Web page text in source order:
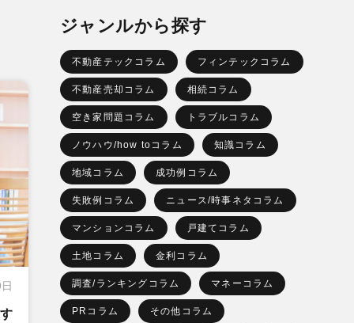
ジャンルから探す
不動産テックコラム フィンテックコラム
不動産売却コラム 相続コラム
空き家問題コラム トラブルコラム
ノウハウ/how toコラム 知識コラム
地域コラム 成功例コラム
失敗例コラム ニュース/時事ネタコラム
マンションコラム 戸建てコラム
土地コラム 金利コラム
調査/ランキングコラム マネーコラム
PRコラム その他コラム